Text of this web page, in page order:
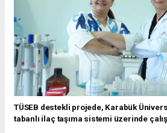
TÜSEB destekli projede, Karabük
tabanlı ilaç taşıma sistemi üzerinde